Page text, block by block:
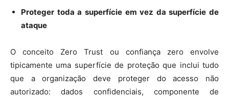
Proteger toda a superfície em vez da superfície de
ataque
O conceito Zero Trust ou confiança zero envolve
tipicamente uma superfície de proteção que inclui tudo
que a organização deve proteger do acesso não
autorizado: dados confidenciais, componente de